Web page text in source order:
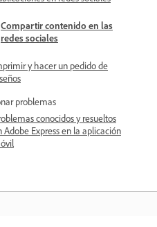
Compartir contenido en las
redes sociales
y hacer un pedido de
problemas
conocidos y resueltos
Adobe Express en la aplicación